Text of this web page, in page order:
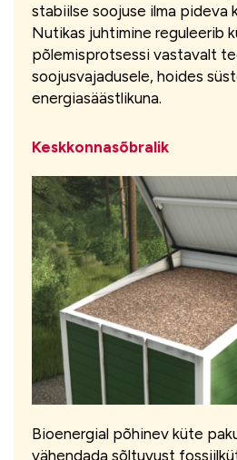
stabiilse soojuse ilma pideva
Nutikas juhtimine reguleerib
põlemisprotsessi vastavalt
soojusvajadusele, hoides
energiasäästlikuna.
Keskkonnasõbralik
Bioenergial põhinev küte
vähendada sõltuvust